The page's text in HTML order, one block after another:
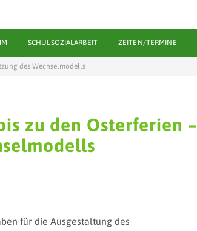
SCHULSOZIALARBEIT ZEITEN/TERMINE
des Wechselmodells
zu den Osterferien –
für die Ausgestaltung des